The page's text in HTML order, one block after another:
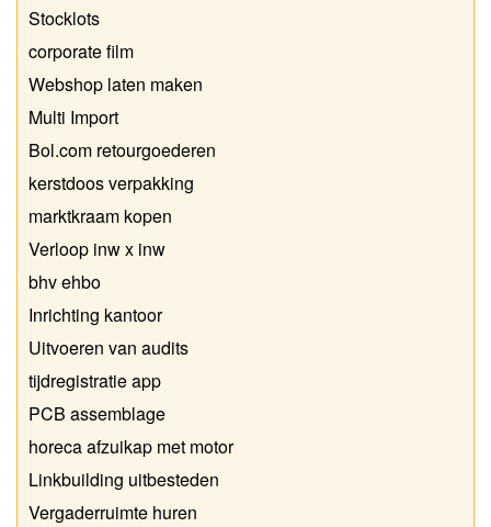
Stocklots
corporate film
Webshop laten maken
Multi Import
Bol.com retourgoederen
kerstdoos verpakking
marktkraam kopen
Verloop inw x inw
bhv ehbo
Inrichting kantoor
Uitvoeren van audits
tijdregistratie app
PCB assemblage
horeca afzuikap met motor
Linkbuilding uitbesteden
Vergaderruimte huren